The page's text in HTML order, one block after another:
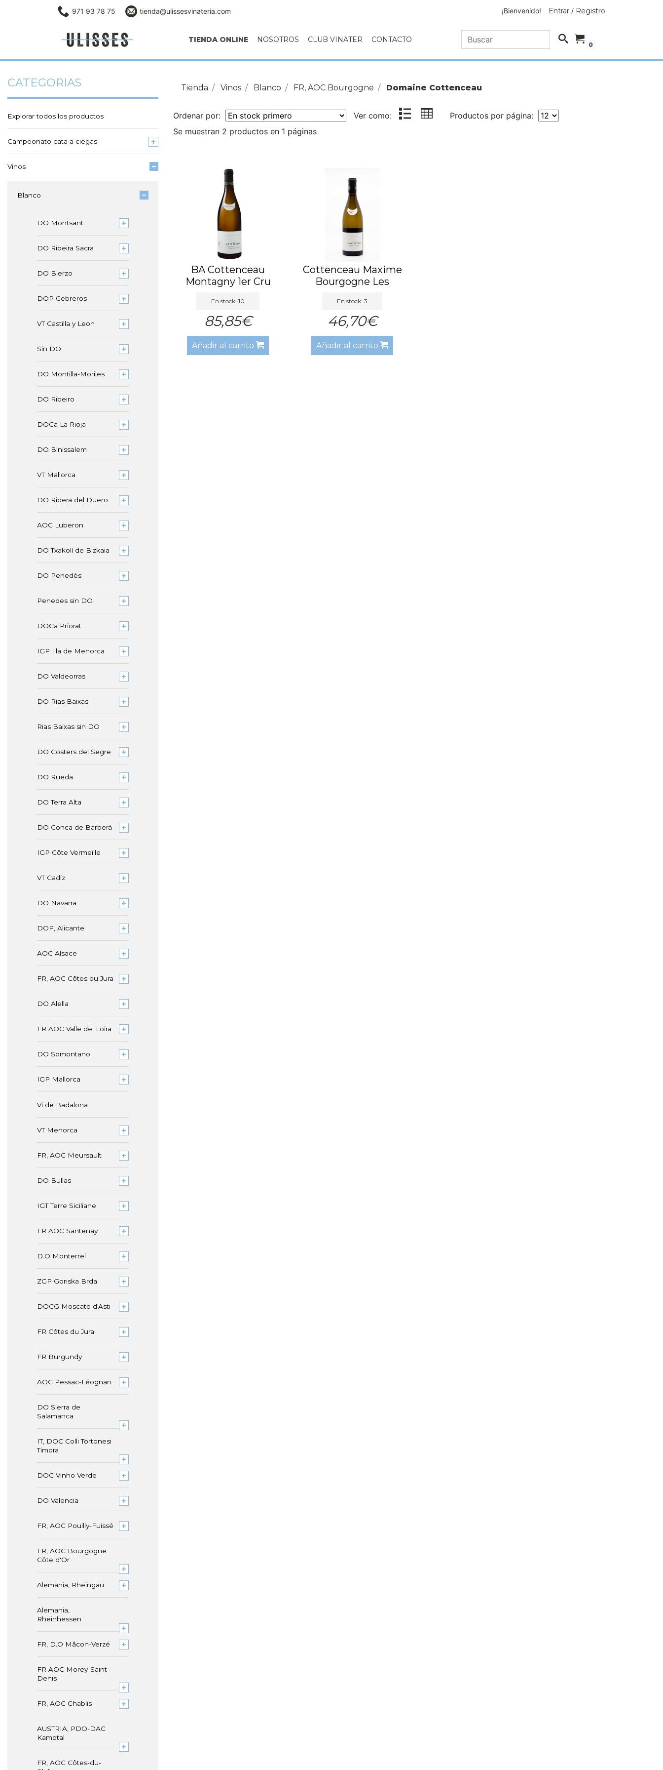
971 93 78 75 tienda@ulissesvinateria.com ¡Bienvenido! Entrar / Registro
TIENDA ONLINE NOSOTROS CLUB VINATER CONTACTO
0
CATEGORIAS
Explorar todos los productos
Campeonato cata a ciegas
Vinos
Blanco
DO Montsant
DO Ribeira Sacra
DO Bierzo
DOP Cebreros
VT Castilla y Leon
Sin DO
DO Montilla-Moriles
DO Ribeiro
DOCa La Rioja
DO Binissalem
VT Mallorca
DO Ribera del Duero
AOC Luberon
DO Txakolí de Bizkaia
DO Penedès
Penedes sin DO
DOCa Priorat
IGP Illa de Menorca
DO Valdeorras
DO Rias Baixas
Rias Baixas sin DO
DO Costers del Segre
DO Rueda
DO Terra Alta
DO Conca de Barberà
IGP Côte Vermeille
VT Cadiz
DO Navarra
DOP, Alicante
AOC Alsace
FR, AOC Côtes du Jura
DO Alella
FR AOC Valle del Loira
DO Somontano
IGP Mallorca
Vi de Badalona
VT Menorca
FR, AOC Meursault
DO Bullas
IGT Terre Siciliane
FR AOC Santenay
D.O Monterrei
ZGP Goriska Brda
DOCG Moscato d'Asti
FR Côtes du Jura
FR Burgundy
AOC Pessac-Léognan
DO Sierra de
Salamanca
IT, DOC Colli Tortonesi
Timora
DOC Vinho Verde
DO Valencia
FR, AOC Pouilly-Fuissé
FR, AOC Bourgogne
Côte d'Or
Alemania, Rheingau
Alemania,
Rheinhessen
FR, D.O Mâcon-Verzé
FR AOC Morey-Saint-
Denis
FR, AOC Chablis
AUSTRIA, PDO-DAC
Kamptal
FR, AOC Côtes-du-
Tienda Vinos Blanco FR, AOC Bourgogne Domaine Cottenceau
Ordenar por: Ver como:
Productos por página:
Se muestran 2 productos en 1 páginas
BA Cottenceau
Montagny 1er Cru
En stock: 10
85,85€
Añadir al carrito
Cottenceau Maxime
Bourgogne Les
En stock: 3
46,70€
Añadir al carrito